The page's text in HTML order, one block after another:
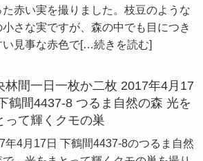
た赤い実を撮りました。枝豆のような
小さな実ですが、森の中でも目につき
い見事な赤色で[…続きを読む]
林間一日一枚か二枚 2017年4月17
鶴間4437-8 つるま自然の森 光を
って輝くクモの巣
年4月17日 下鶴間4437-8のつるま自然